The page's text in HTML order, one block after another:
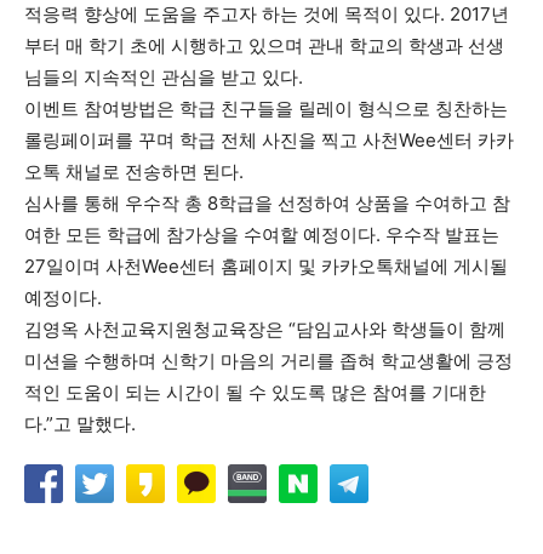
적응력 향상에 도움을 주고자 하는 것에 목적이 있다. 2017년
부터 매 학기 초에 시행하고 있으며 관내 학교의 학생과 선생
님들의 지속적인 관심을 받고 있다.
이벤트 참여방법은 학급 친구들을 릴레이 형식으로 칭찬하는
롤링페이퍼를 꾸며 학급 전체 사진을 찍고 사천Wee센터 카카
오톡 채널로 전송하면 된다.
심사를 통해 우수작 총 8학급을 선정하여 상품을 수여하고 참
여한 모든 학급에 참가상을 수여할 예정이다. 우수작 발표는
27일이며 사천Wee센터 홈페이지 및 카카오톡채널에 게시될
예정이다.
김영옥 사천교육지원청교육장은 “담임교사와 학생들이 함께
미션을 수행하며 신학기 마음의 거리를 좁혀 학교생활에 긍정
적인 도움이 되는 시간이 될 수 있도록 많은 참여를 기대한
다.”고 말했다.